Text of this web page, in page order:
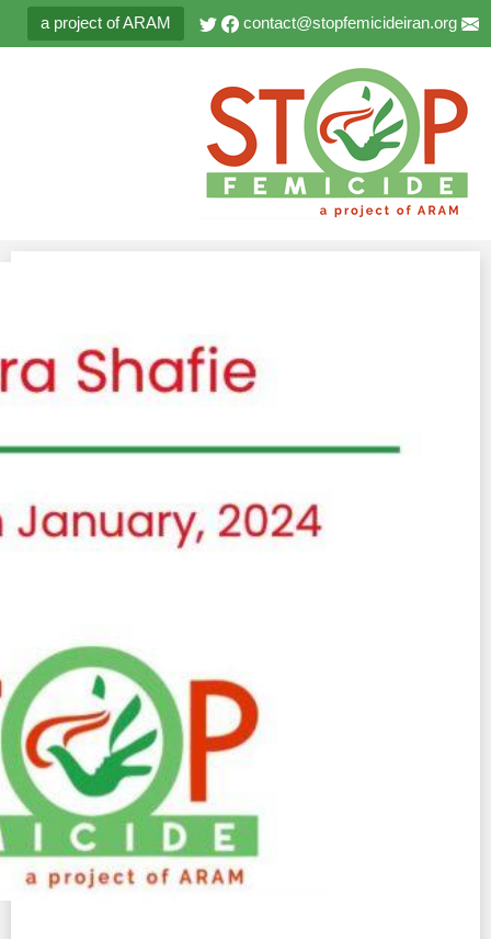
contact@stopfemicideiran.org
a project of ARAM